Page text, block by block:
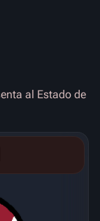
al Estado de